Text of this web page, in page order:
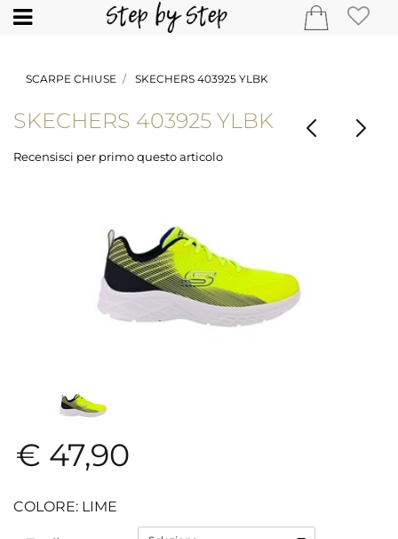
Open
SCARPE CHIUSE SKECHERS 403925 YLBK
SKECHERS 403925 YLBK
Recensisci per primo questo articolo
€ 47,90
COLORE: LIME